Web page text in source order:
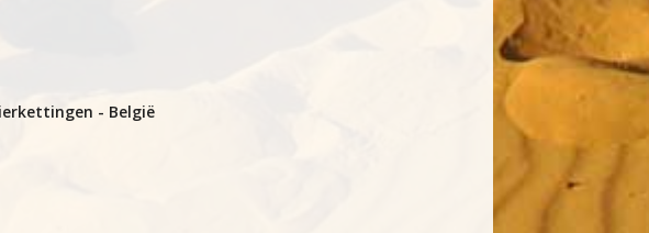
- België